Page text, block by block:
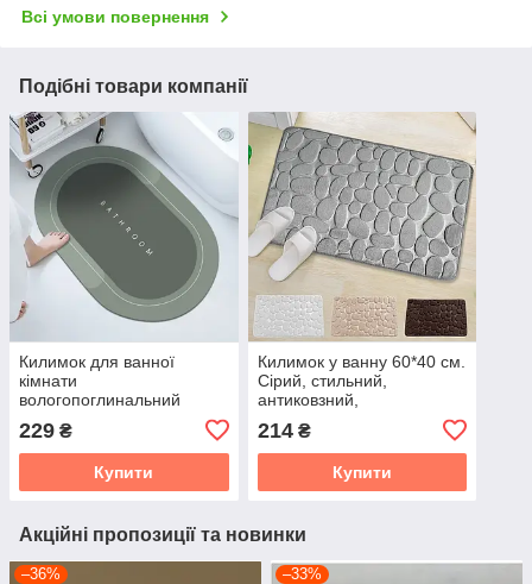
Всі умови повернення
Подібні товари компанії
Килимок для ванної
кімнати
вологопоглинальний
Memos для ванної 40х60
см
229 ₴
Купити
Килимок у ванну 60*40 см.
Сірий, стильний,
антиковзний,
214₴
Купити
Акційні пропозиції та новинки
–36% –33%